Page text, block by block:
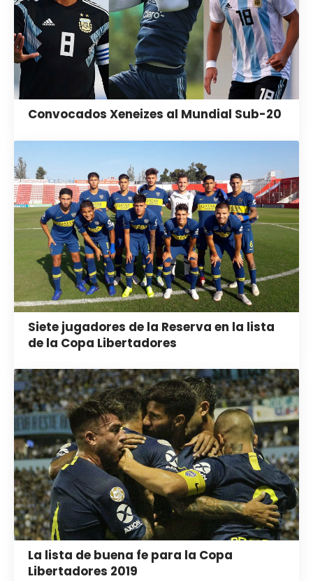
Convocados Xeneizes al Mundial Sub-20
Siete jugadores de la Reserva en la lista
de la Copa Libertadores
La lista de buena fe para la Copa
Libertadores 2019